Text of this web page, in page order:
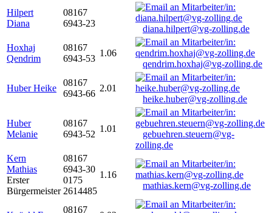
Hilpert
Diana
08167
6943-23
diana.hilpert@vg-zolling.de
Hoxhaj
Qendrim
08167
6943-53
1.06
qendrim.hoxhaj@vg-zolling.de
Huber Heike
08167
6943-66
2.01
heike.huber@vg-zolling.de
Huber
Melanie
08167
6943-52
1.01
gebuehren.steuern@vg-
zolling.de
Kern
Mathias
Erster
Bürgermeister
08167
6943-30
0175
2614485
1.16
mathias.kern@vg-zolling.de
08167